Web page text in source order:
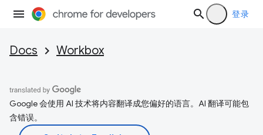
登录
Docs Workbox
Google 会使用 AI 技术将内容翻译成您偏好的语言。AI 翻译可能包
含错误。